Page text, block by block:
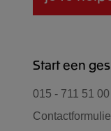
Start een
015 - 711 51 00